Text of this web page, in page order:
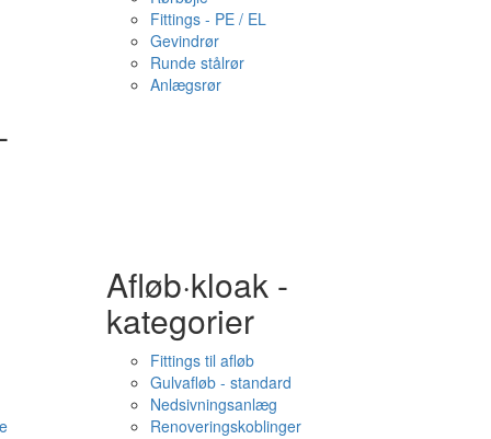
Fittings - PE / EL
Gevindrør
Runde stålrør
Anlægsrør
Afløb·kloak -
kategorier
Fittings til afløb
Gulvafløb - standard
Nedsivningsanlæg
Renoveringskoblinger